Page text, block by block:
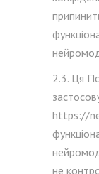
2.3. Ця
https://
не